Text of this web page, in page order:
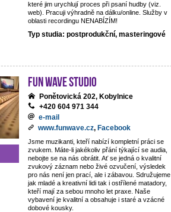
které jim urychlují proces při psaní hudby (viz.
web). Pracuji výhradně na dálku/online. Služby v
oblasti recordingu NENABÍZÍM!
Typ studia: postprodukční, masteringové
Fun Wave Studio
Ponětovická 202, Kobylnice
+420 604 971 344
e-mail
www.funwave.cz, Facebook
Jsme muzikanti, kteří nabízí kompletní práci se
zvukem. Máte-li jakékoliv přání týkající se audia,
nebojte se na nás obrátit. Ať se jedná o kvalitní
zvukový záznam nebo živé ozvučení, výsledek
pro nás není jen prací, ale i zábavou. Sdružujeme
jak mladé a kreativní lidi tak i ostřílené matadory,
kteří mají za sebou mnoho let praxe. Naše
vybavení je kvalitní a obsahuje i staré a vzácné
dobové kousky.